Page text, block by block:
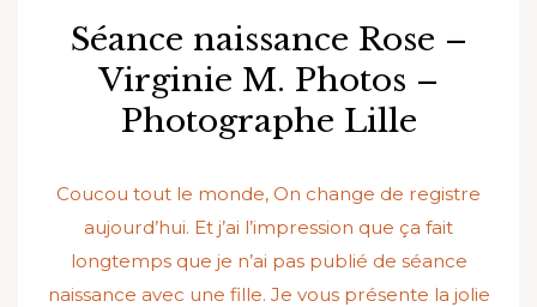
Séance naissance Rose –
Virginie M. Photos –
Photographe Lille
Coucou tout le monde, On change de registre
aujourd’hui. Et j’ai l’impression que ça fait
longtemps que je n’ai pas publié de séance
naissance avec une fille. Je vous présente la jolie